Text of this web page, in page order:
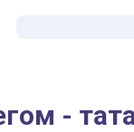
-